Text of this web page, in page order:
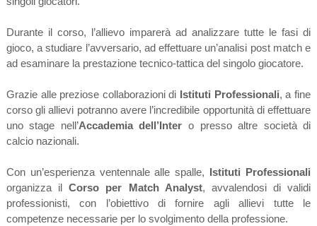
Durante il corso, l’allievo imparerà ad analizzare tutte le fasi di
gioco, a studiare l’avversario, ad effettuare un’analisi post match e
ad esaminare la prestazione tecnico-tattica del singolo giocatore.
Grazie alle preziose collaborazioni di Istituti Professionali, a fine
corso gli allievi potranno avere l’incredibile opportunità di effettuare
uno stage nell’Accademia dell’Inter o presso altre società di
calcio nazionali.
Con un’esperienza ventennale alle spalle, Istituti Professionali
organizza ilCorso per Match Analyst, avvalendosi di validi
professionisti, con l’obiettivo di fornire agli allievi tutte le
competenze necessarie per lo svolgimento della professione.